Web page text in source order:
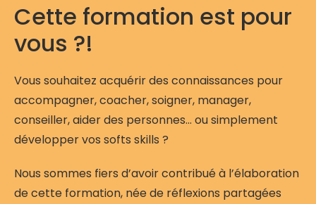
Cette formation est pour
vous ?!
Vous souhaitez acquérir des connaissances pour
accompagner, coacher, soigner, manager,
conseiller, aider des personnes… ou simplement
développer vos softs skills ?
Nous sommes fiers d’avoir contribué à l’élaboration
de cette formation, née de réflexions partagées